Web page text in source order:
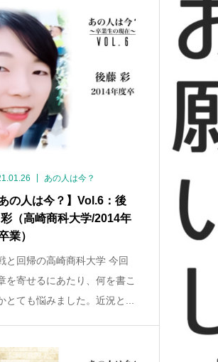
あの人は今？
あの人は今？】Vol.6：後
（高崎商科大学/2014年
業）
と回帰の高崎商科大学 今回
を寄せるにあたり、何を書こ
とても悩みました。近況と...